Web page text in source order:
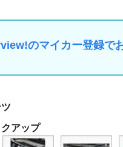
のマイカー登録で
アップ